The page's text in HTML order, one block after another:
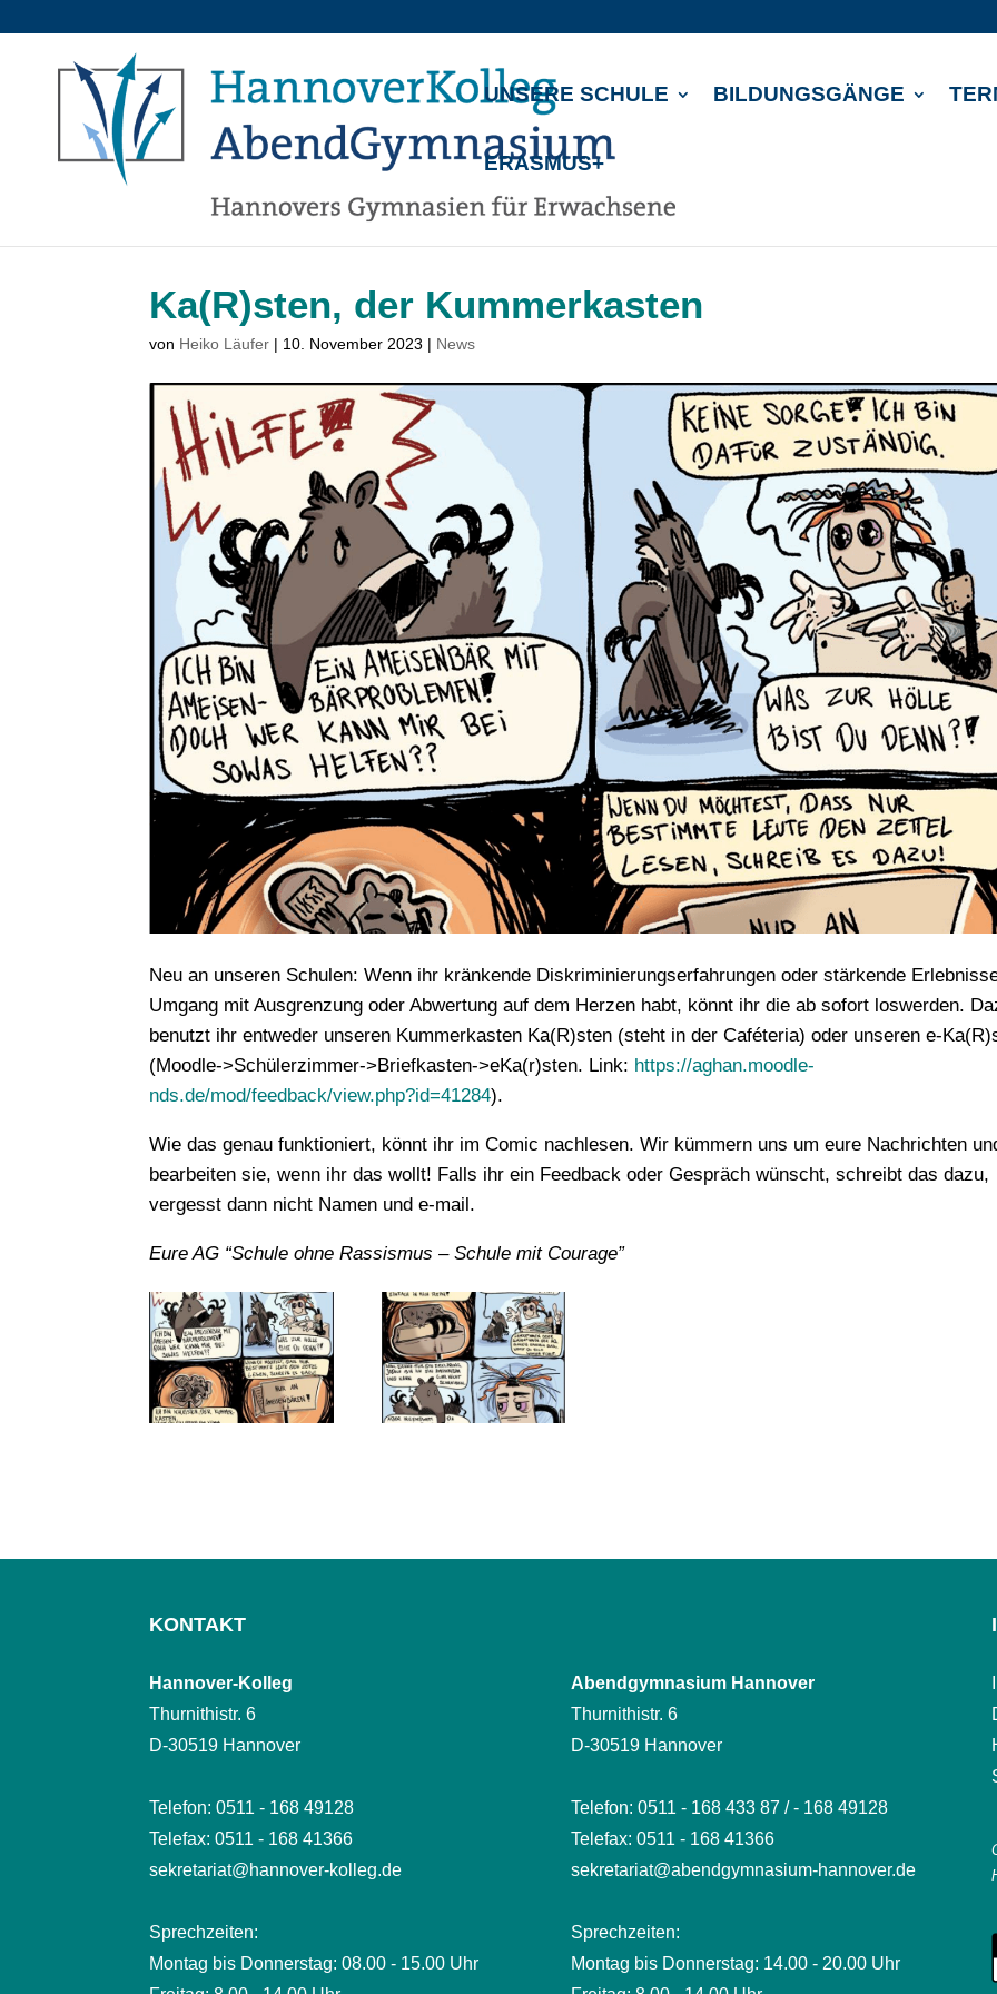
UNSERE SCHULE BILDUNGSGÄNGE
ERASMUS+
Ka(R)sten, der Kummerkasten
von Heiko Läufer | 10. November 2023 | News
Neu an unseren Schulen: Wenn ihr kränkende Diskriminierungserfahrungen oder stärkende
Umgang mit Ausgrenzung oder Abwertung auf dem Herzen habt, könnt ihr die ab sofort loswerden.
benutzt ihr entweder unseren Kummerkasten Ka(R)sten (steht in der Caféteria) oder unseren e-
(Moodle->Schülerzimmer->Briefkasten->eKa(r)sten. Link: https://aghan.moodle-
nds.de/mod/feedback/view.php?id=41284).
Wie das genau funktioniert, könnt ihr im Comic nachlesen. Wir kümmern uns um eure Nachrichten
bearbeiten sie, wenn ihr das wollt! Falls ihr ein Feedback oder Gespräch wünscht, schreibt das dazu,
vergesst dann nicht Namen und e-mail.
Eure AG “Schule ohne Rassismus – Schule mit Courage”
KONTAKT
Hannover-Kolleg
Thurnithistr. 6
D-30519 Hannover
Telefon: 0511 - 168 49128
Telefax: 0511 - 168 41366
sekretariat@hannover-kolleg.de
Sprechzeiten:
Montag bis Donnerstag: 08.00 - 15.00 Uhr
Abendgymnasium Hannover
Thurnithistr. 6
D-30519 Hannover
Telefon: 0511 - 168 433 87 / - 168 49128
Telefax: 0511 - 168 41366
sekretariat@abendgymnasium-hannover.de
Sprechzeiten:
Montag bis Donnerstag: 14.00 - 20.00 Uhr